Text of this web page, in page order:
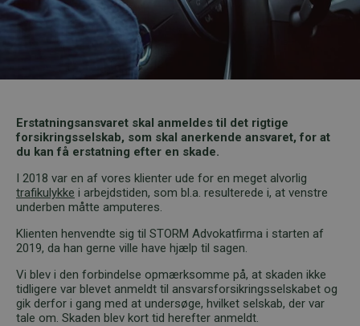
Erstatningsansvaret skal anmeldes til det rigtige
forsikringsselskab, som skal anerkende ansvaret, for at
du kan få erstatning efter en skade.
I 2018 var en af vores klienter ude for en meget alvorlig
trafikulykke i arbejdstiden, som bl.a. resulterede i, at venstre
underben måtte amputeres.
Klienten henvendte sig til STORM Advokatfirma i starten af
2019, da han gerne ville have hjælp til sagen.
Vi blev i den forbindelse opmærksomme på, at skaden ikke
tidligere var blevet anmeldt til ansvarsforsikringsselskabet og
gik derfor i gang med at undersøge, hvilket selskab, der var
tale om. Skaden blev kort tid herefter anmeldt.